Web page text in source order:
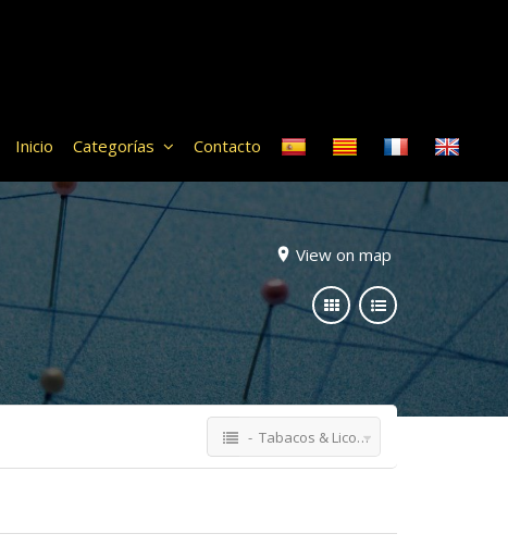
Inicio Categorías Contacto
View on map
- Tabacos & Licores